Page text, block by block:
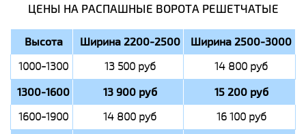
ЦЕНЫ НА РАСПАШНЫЕ ВОРОТА РЕШЕТЧАТЫЕ
Высота Ширина 2200-2500 Ширина 2500-3000
1000-1300 13 500 руб 14 800 руб
1300-1600 13 900 руб 15 200 руб
1600-1900 14 800 руб 16 100 руб